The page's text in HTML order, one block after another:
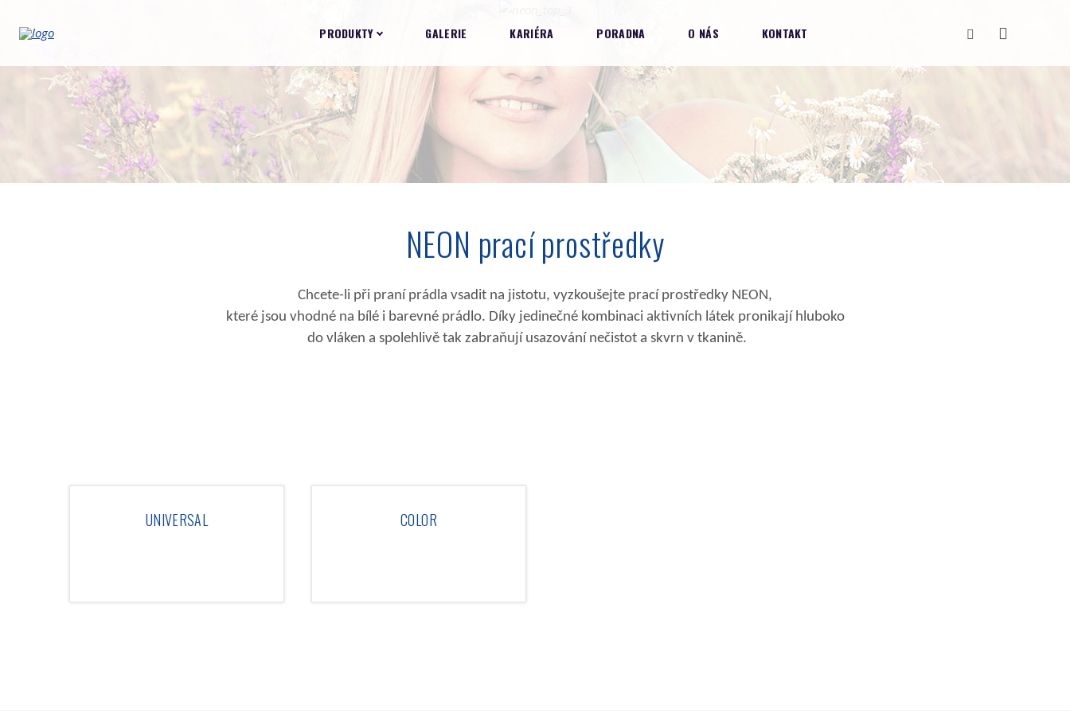
PRODUKTY GALERIE KARIÉRA PORADNA O NÁS KONTAKT Vyhledávání
NEON prací prostředky
Chcete-li při praní prádla vsadit na jistotu, vyzkoušejte prací prostředky NEON,
které jsou vhodné na bílé i barevné prádlo. Díky jedinečné kombinaci aktivních látek pronikají hluboko
do vláken a spolehlivě tak zabraňují usazování nečistot a skvrn v tkanině.
UNIVERSAL COLOR